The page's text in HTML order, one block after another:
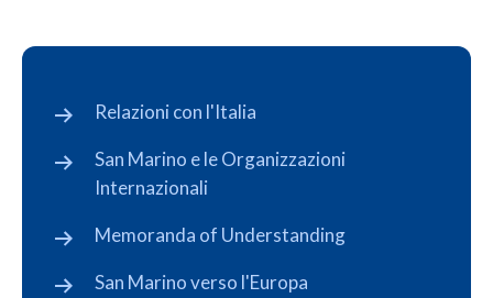
Relazioni con l'Italia
San Marino e le Organizzazioni
Internazionali
Memoranda of Understanding
San Marino verso l'Europa